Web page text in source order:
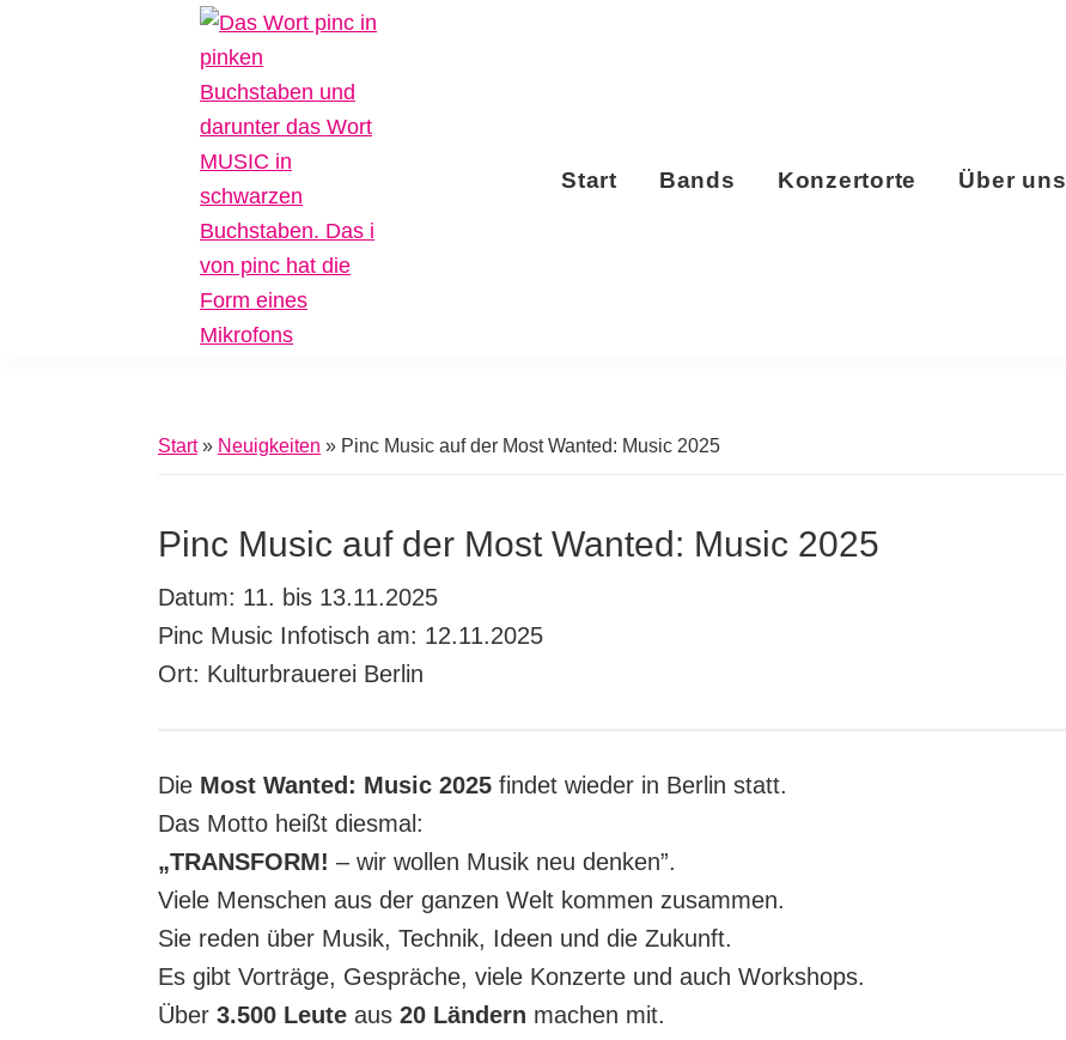
Inklusive
Start Bands Konzertorte Über uns
Start» Neuigkeiten » Pinc Music auf der Most Wanted: Music 2025
Pinc Music auf der Most Wanted: Music 2025
Datum: 11. bis 13.11.2025
Pinc Music Infotisch am: 12.11.2025
Ort: Kulturbrauerei Berlin
Die Most Wanted: Music 2025 findet wieder in Berlin statt.
Das Motto heißt diesmal:
„TRANSFORM! – wir wollen Musik neu denken”.
Viele Menschen aus der ganzen Welt kommen zusammen.
Sie reden über Musik, Technik, Ideen und die Zukunft.
Es gibt Vorträge, Gespräche, viele Konzerte und auch Workshops.
Über 3.500 Leute aus 20 Ländern machen mit.